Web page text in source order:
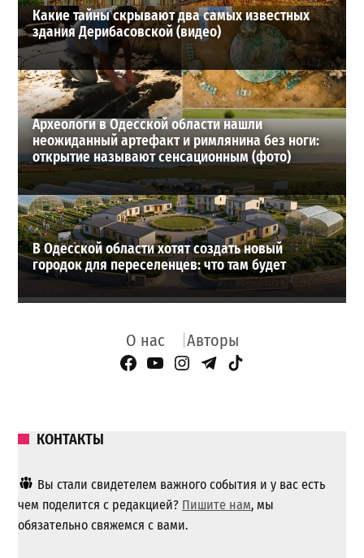
Какие тайны скрывают два самых известных
здания Дерибасовской (видео)
Археологи в Одесской области нашли
неожиданный артефакт и римлянина без ноги:
открытие называют сенсационным (фото)
В Одесской области хотят создать новый
городок для переселенцев: что там будет
О нас Авторы
Facebook Page
YouTube
Instagram
Telegram
TikTok
КОНТАКТЫ
Вы стали свидетелем важного события и у вас есть
чем поделится с редакцией? Пишите нам, мы
обязательно свяжемся с вами.